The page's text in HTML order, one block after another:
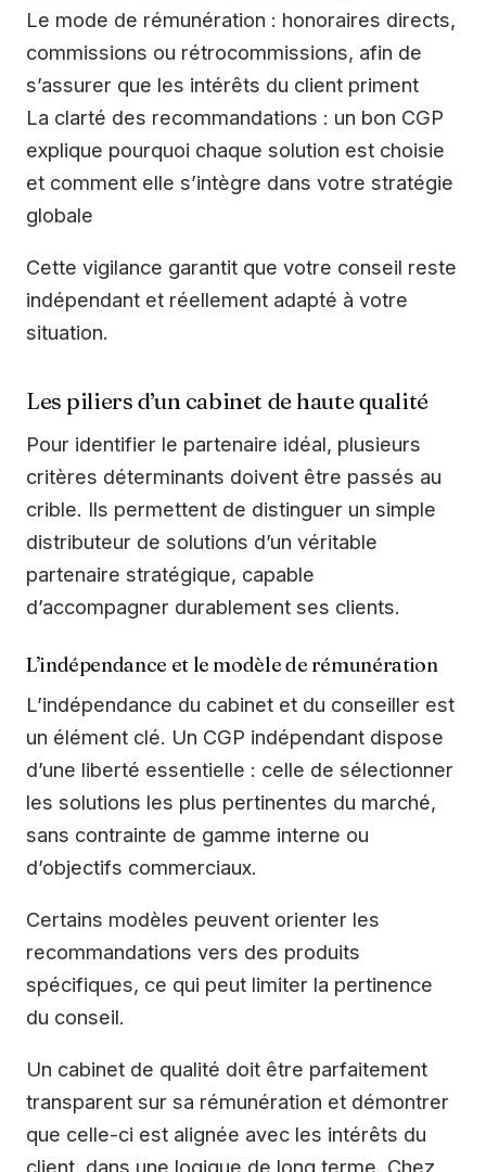
Le mode de rémunération : honoraires directs,
commissions ou rétrocommissions, afin de
s’assurer que les intérêts du client priment
La clarté des recommandations : un bon CGP
explique pourquoi chaque solution est choisie
et comment elle s’intègre dans votre stratégie
globale
Cette vigilance garantit que votre conseil reste
indépendant et réellement adapté à votre
situation.
Les piliers d’un cabinet de haute qualité
Pour identifier le partenaire idéal, plusieurs
critères déterminants doivent être passés au
crible. Ils permettent de distinguer un simple
distributeur de solutions d’un véritable
partenaire stratégique, capable
d’accompagner durablement ses clients.
L’indépendance et le modèle de rémunération
L’indépendance du cabinet et du conseiller est
un élément clé. Un CGP indépendant dispose
d’une liberté essentielle : celle de sélectionner
les solutions les plus pertinentes du marché,
sans contrainte de gamme interne ou
d’objectifs commerciaux.
Certains modèles peuvent orienter les
recommandations vers des produits
spécifiques, ce qui peut limiter la pertinence
du conseil.
Un cabinet de qualité doit être parfaitement
transparent sur sa rémunération et démontrer
que celle-ci est alignée avec les intérêts du
client, dans une logique de long terme. Chez